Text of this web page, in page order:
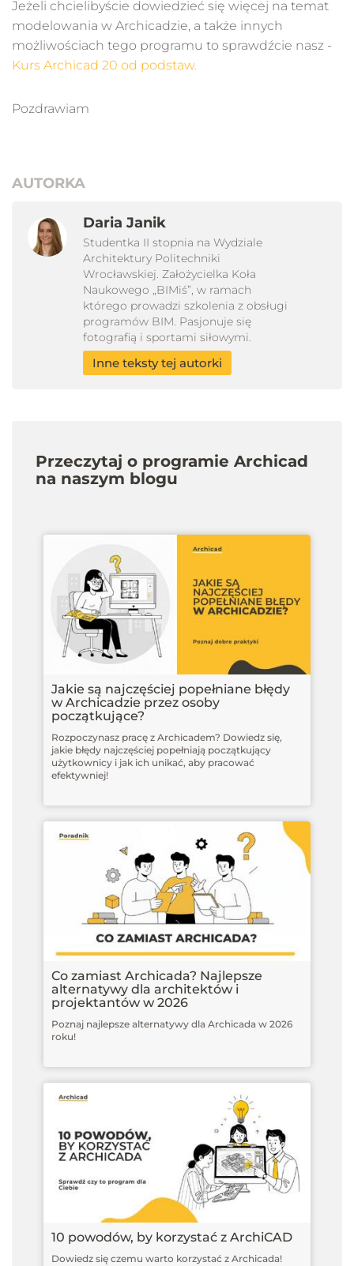
Jeżeli chcielibyście dowiedzieć się więcej na temat
modelowania w Archicadzie, a także innych
możliwościach tego programu to sprawdźcie nasz -
Kurs Archicad 20 od podstaw.
Pozdrawiam
AUTORKA
Daria Janik
Studentka II stopnia na Wydziale
Architektury Politechniki
Wrocławskiej. Założycielka Koła
Naukowego „BIMiś”, w ramach
którego prowadzi szkolenia z obsługi
programów BIM. Pasjonuje się
fotografią i sportami siłowymi.
Inne teksty tej autorki
Przeczytaj o programie Archicad
na naszym blogu
Jakie są najczęściej popełniane błędy
w Archicadzie przez osoby
początkujące?
Rozpoczynasz pracę z Archicadem? Dowiedz się,
jakie błędy najczęściej popełniają początkujący
użytkownicy i jak ich unikać, aby pracować
efektywniej!
Co zamiast Archicada? Najlepsze
alternatywy dla architektów i
projektantów w 2026
Poznaj najlepsze alternatywy dla Archicada w 2026
roku!
10 powodów, by korzystać z ArchiCAD
Dowiedz się czemu warto korzystać z Archicada!